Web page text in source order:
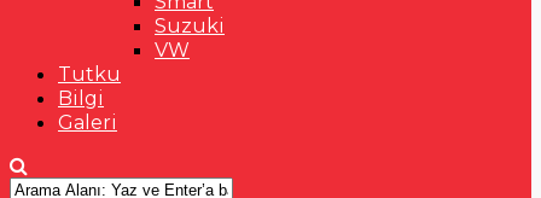
Suzuki
VW
Tutku
Bilgi
Galeri